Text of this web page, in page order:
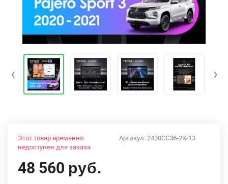
‹ ›
Артикул: 2430CC36-2K-13
Этот товар временно
недоступен для заказа
48 560 руб.